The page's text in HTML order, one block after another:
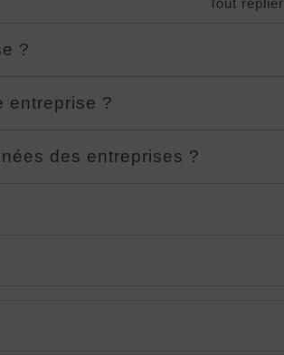
Tout replier
?
entreprise ?
des entreprises ?